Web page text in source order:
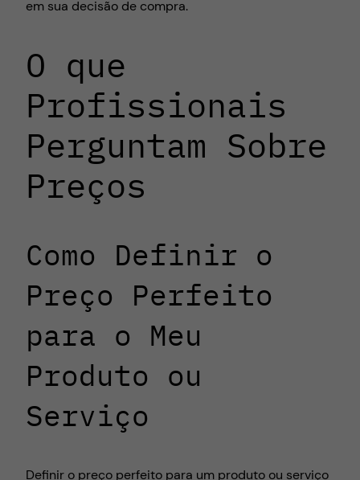
em sua decisão de compra.
O que
Profissionais
Perguntam Sobre
Preços
Como Definir o
Preço Perfeito
para o Meu
Produto ou
Serviço
Definir o preço perfeito para um produto ou serviço